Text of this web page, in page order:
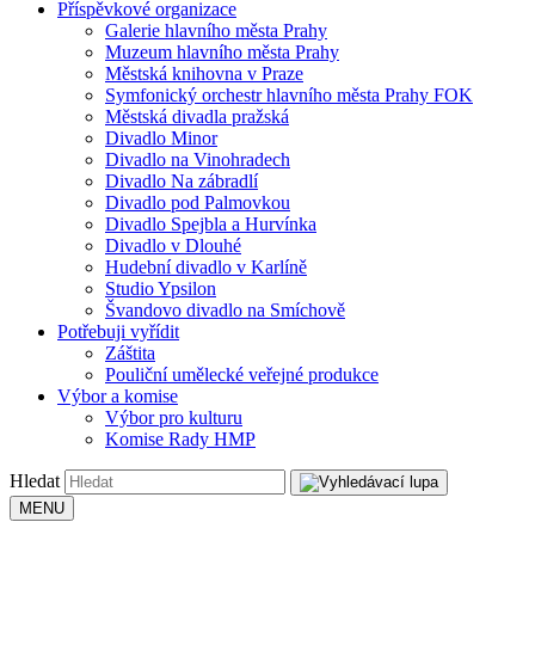
Příspěvkové organizace
Galerie hlavního města Prahy
Muzeum hlavního města Prahy
Městská knihovna v Praze
Symfonický orchestr hlavního města Prahy FOK
Městská divadla pražská
Divadlo Minor
Divadlo na Vinohradech
Divadlo Na zábradlí
Divadlo pod Palmovkou
Divadlo Spejbla a Hurvínka
Divadlo v Dlouhé
Hudební divadlo v Karlíně
Studio Ypsilon
Švandovo divadlo na Smíchově
Potřebuji vyřídit
Záštita
Pouliční umělecké veřejné produkce
Výbor a komise
Výbor pro kulturu
Komise Rady HMP
Hledat
MENU